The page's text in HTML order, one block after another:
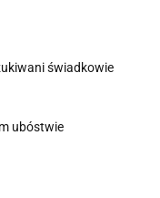
świadkowie
ubóstwie